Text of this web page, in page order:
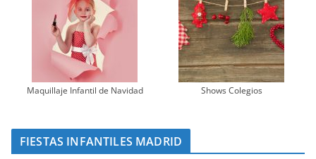
Maquillaje Infantil de Navidad Shows Colegios
FIESTAS INFANTILES MADRID